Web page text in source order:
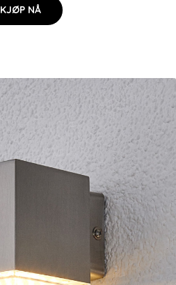
KJØP NÅ